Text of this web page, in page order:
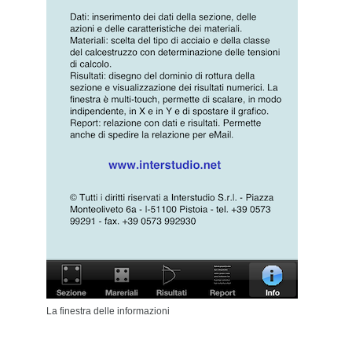
La finestra delle informazioni